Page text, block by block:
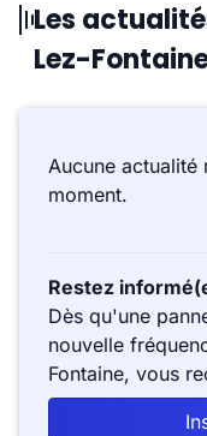
Les
Lez-
Aucune actualité
moment.
Restez
Dès qu'une
nouvelle
Fontaine, vous